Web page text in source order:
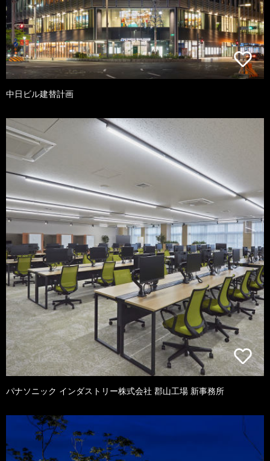
中日ビル建替計画
パナソニック インダストリー株式会社 郡山工場 新事務所